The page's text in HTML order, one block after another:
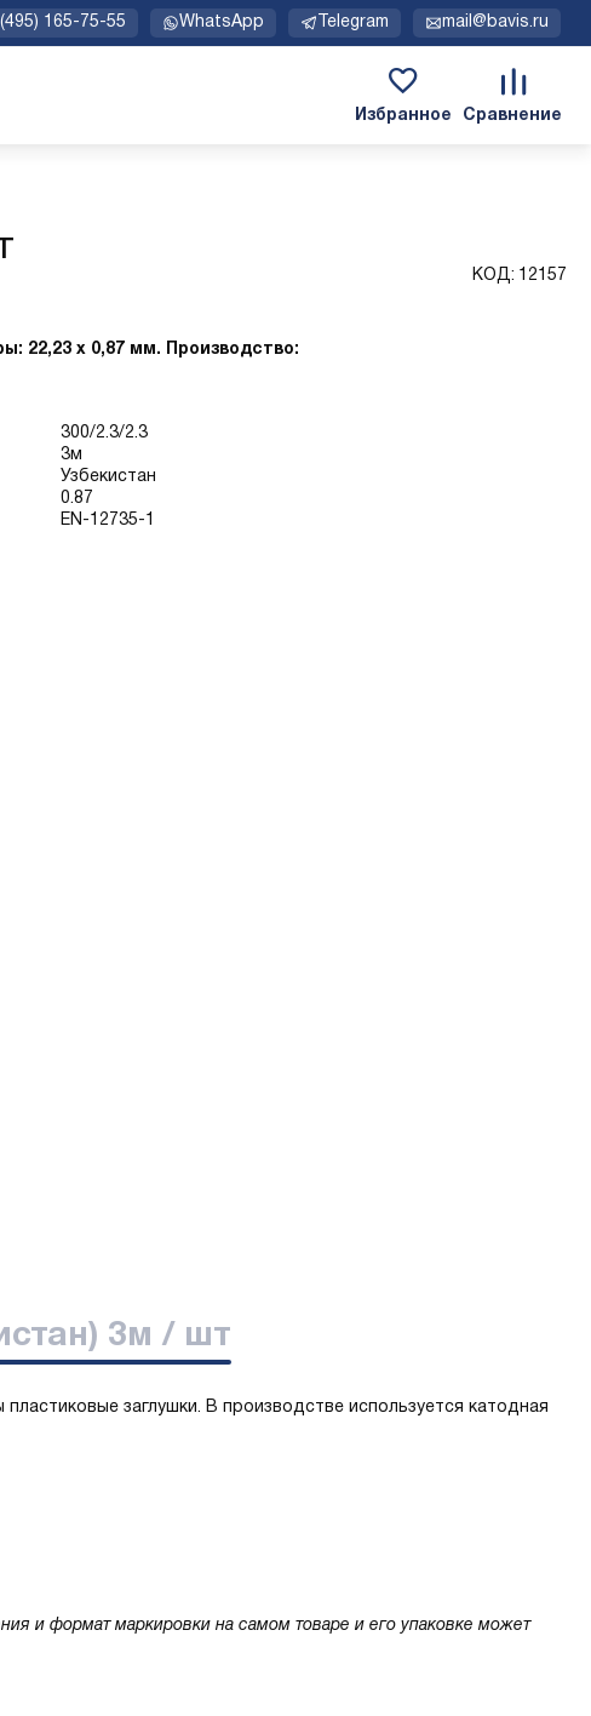
165-75-55 WhatsApp Telegram mail@bavis.ru
КОД: 12157
22,23 х 0,87 мм. Производство:
300/2.3/2.3
3м
Узбекистан
0.87
EN-12735-1
3м / шт
заглушки. В производстве используется катодная
и формат маркировки на самом товаре и его упаковке может